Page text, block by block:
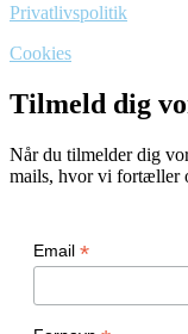
Privatlivspolitik
Cookies
Tilmeld dig
Når du tilmelder dig
mails, hvor vi fortæller
Email *